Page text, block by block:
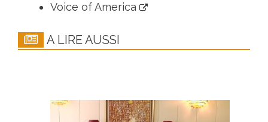
Voice of America
A LIRE AUSSI